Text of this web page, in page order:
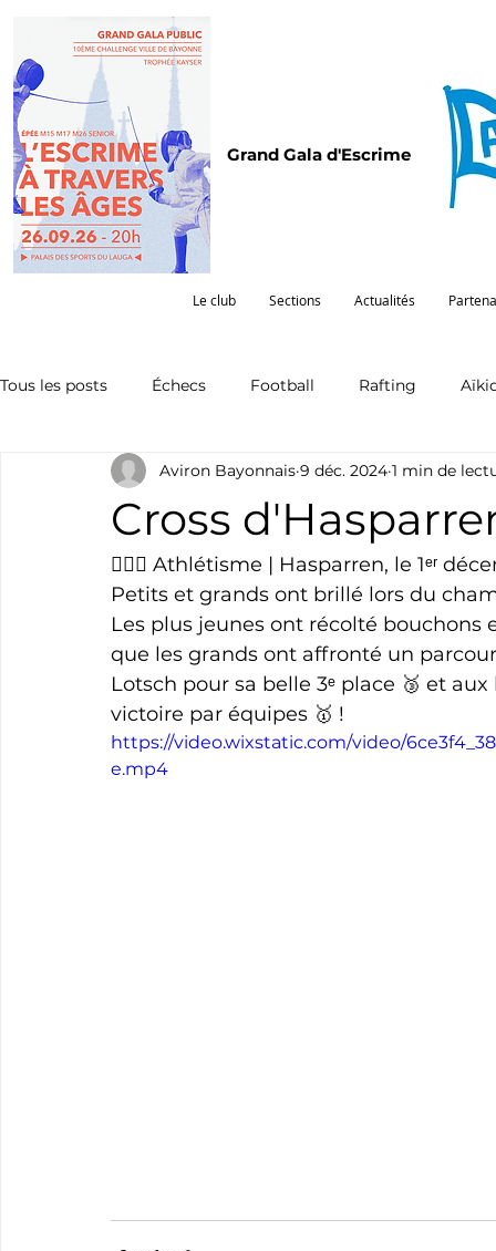
Grand Gala d'Escrime
Le club Sections Actualités
Tous les posts Échecs Football Rafting
Omnisports Partenariat Pelote Pentathlon
Natation Tennis Triathlon
Cyclotourisme Surf Basket
Cross
Aviron Bayonnais 9 déc. 2024 1 min de
🏃🏻‍♀️ Athlétisme | Hasparren, le 1ᵉʳ
Petits et grands ont brillé lors du
Les plus jeunes ont récolté
que les grands ont affronté un
Lotsch pour sa belle 3ᵉ place 🥉 et
victoire par équipes 🥇 !
https://video.wixstatic.com/video/
e.mp4